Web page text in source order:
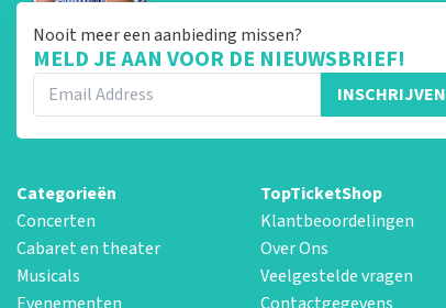
Nooit meer een aanbieding missen?
MELD JE AAN VOOR DE NIEUWSBRIEF!
INSCHRIJVEN
Categorieën
Concerten
Cabaret en theater
Musicals
TopTicketShop
Klantbeoordelingen
Over Ons
Veelgestelde vragen